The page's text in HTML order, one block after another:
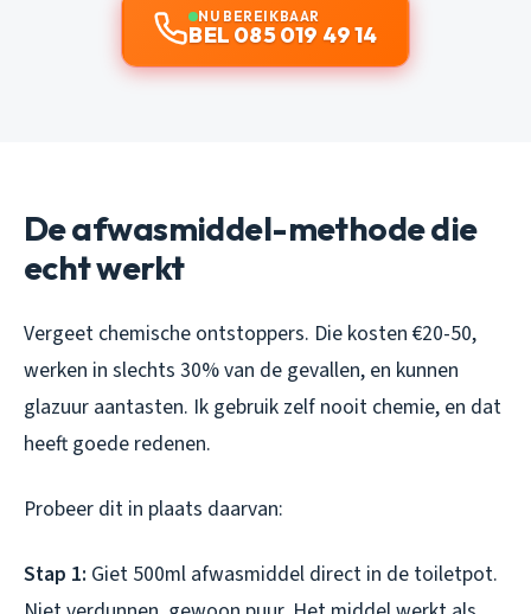
NU BEREIKBAAR
BEL 085 019 49 14
De afwasmiddel-methode die
echt werkt
Vergeet chemische ontstoppers. Die kosten €20-50,
werken in slechts 30% van de gevallen, en kunnen
glazuur aantasten. Ik gebruik zelf nooit chemie, en dat
heeft goede redenen.
Probeer dit in plaats daarvan:
Stap 1: Giet 500ml afwasmiddel direct in de toiletpot.